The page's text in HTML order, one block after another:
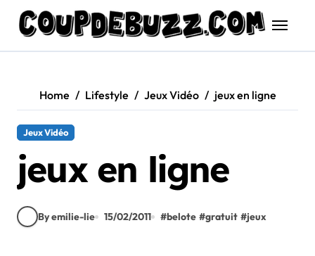
content
Home Lifestyle Jeux Vidéo jeux en ligne
Jeux Vidéo
jeux en ligne
By emilie-lie 15/02/2011 #belote #gratuit #jeux